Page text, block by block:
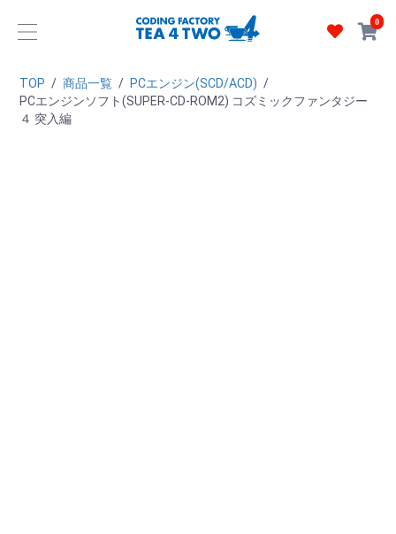
0
TOP / 商品一覧 / PCエンジン(SCD/ACD) /
PCエンジンソフト(SUPER-CD-ROM2) コズミックファンタジー
４ 突入編